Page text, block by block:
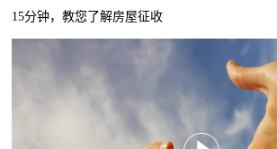
15分钟，教您了解房屋征收